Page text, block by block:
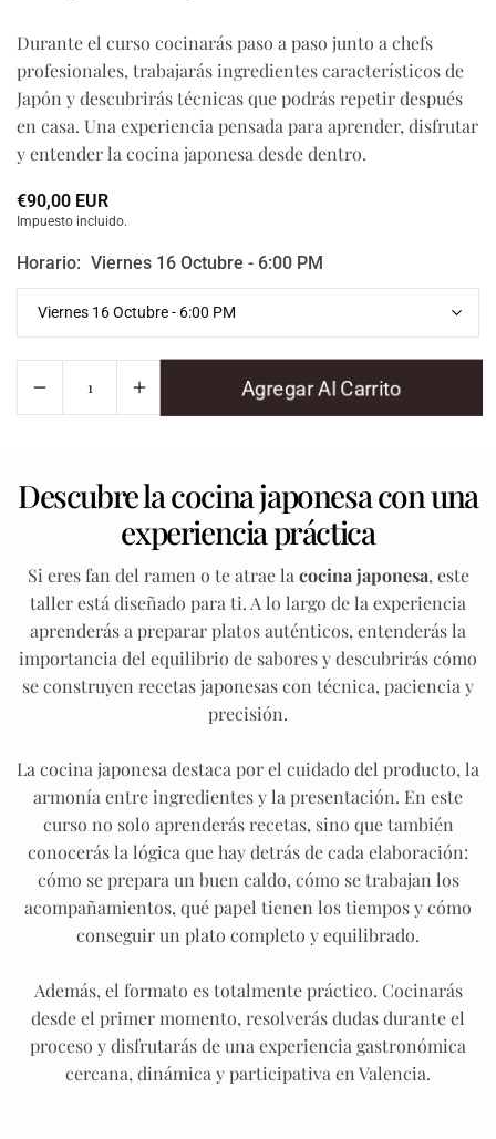
Durante el curso cocinarás paso a paso junto a chefs
profesionales, trabajarás ingredientes característicos de
Japón y descubrirás técnicas que podrás repetir después
en casa. Una experiencia pensada para aprender, disfrutar
y entender la cocina japonesa desde dentro.
Precio
€90,00 EUR
Impuesto incluido.
Horario: Viernes 16 Octubre - 6:00 PM
Agregar Al Carrito
Descubre la cocina japonesa con una
experiencia práctica
Si eres fan del ramen o te atrae la cocina japonesa, este
taller está diseñado para ti. A lo largo de la experiencia
aprenderás a preparar platos auténticos, entenderás la
importancia del equilibrio de sabores y descubrirás cómo
se construyen recetas japonesas con técnica, paciencia y
precisión.
La cocina japonesa destaca por el cuidado del producto, la
armonía entre ingredientes y la presentación. En este
curso no solo aprenderás recetas, sino que también
conocerás la lógica que hay detrás de cada elaboración:
cómo se prepara un buen caldo, cómo se trabajan los
acompañamientos, qué papel tienen los tiempos y cómo
conseguir un plato completo y equilibrado.
Además, el formato es totalmente práctico. Cocinarás
desde el primer momento, resolverás dudas durante el
proceso y disfrutarás de una experiencia gastronómica
cercana, dinámica y participativa en Valencia.